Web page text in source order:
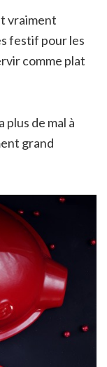
vraiment
festif pour les
comme plat
plus de mal à
grand